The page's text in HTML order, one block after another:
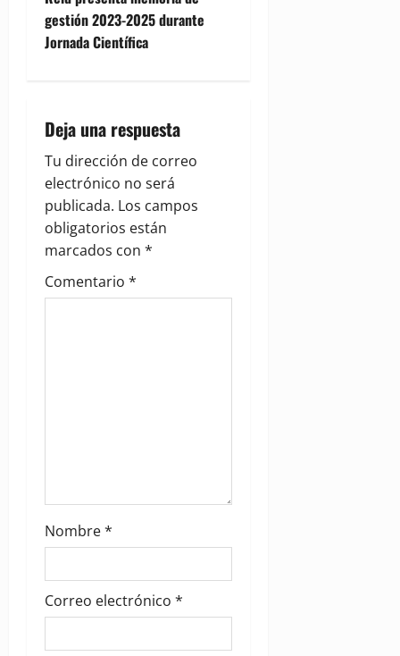
a
v
g
a
t
i
o
gestión 2023-2025 durante
Jornada Científica
Deja una respuesta
Tu dirección de correo
electrónico no será
publicada. Los campos
obligatorios están
marcados con *
Comentario *
Nombre*
Correo electrónico *